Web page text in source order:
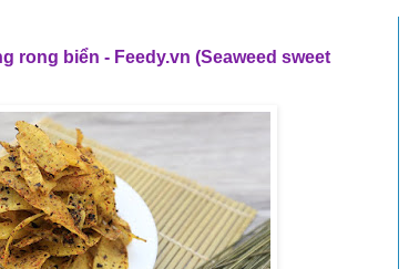
rong biển - Feedy.vn (Seaweed sweet